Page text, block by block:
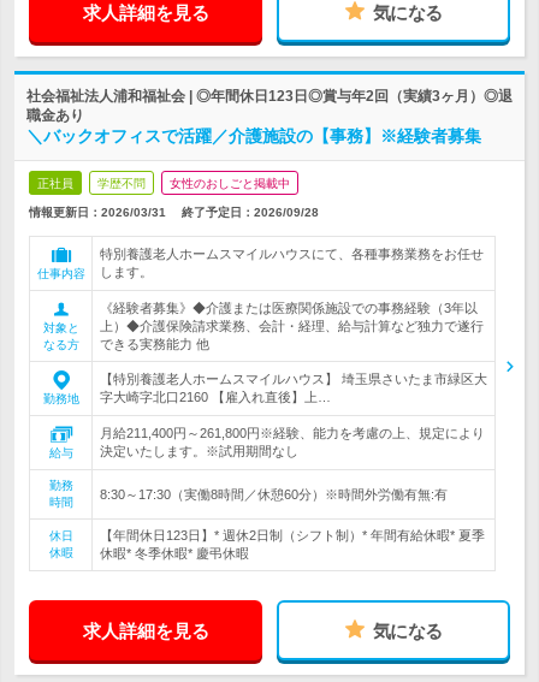
求人詳細を見る 気になる
社会福祉法人浦和福祉会 | ◎年間休日123日◎賞与年2回（実績3ヶ月）◎退
職金あり
＼バックオフィスで活躍／介護施設の【事務】※経験者募集
正社員 学歴不問 女性のおしごと掲載中
情報更新日：2026/03/31 終了予定日： 2026/09/28
仕事内容
特別養護老人ホームスマイルハウスにて、各種事務業務をお任せ
します。
対象と
なる方
《経験者募集》◆介護または医療関係施設での事務経験（3年以
上）◆介護保険請求業務、会計・経理、給与計算など独力で遂行
できる実務能力 他
勤務地
【特別養護老人ホームスマイルハウス】 埼玉県さいたま市緑区大
字大崎字北口2160 【雇入れ直後】上…
給与
月給211,400円～261,800円※経験、能力を考慮の上、規定により
決定いたします。※試用期間なし
勤務
時間
8:30～17:30（実働8時間／休憩60分）※時間外労働有無:有
休日
休暇
【年間休日123日】* 週休2日制（シフト制）* 年間有給休暇* 夏季
休暇* 冬季休暇* 慶弔休暇
求人詳細を見る 気になる